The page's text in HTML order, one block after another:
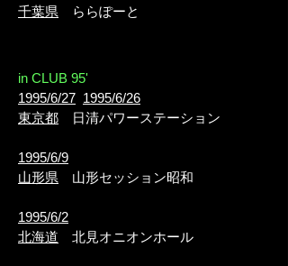
千葉県 ららぽーと
in CLUB 95'
1995/6/27 1995/6/26
東京都 日清パワーステーション
1995/6/9
山形県 山形セッション昭和
1995/6/2
北海道 北見オニオンホール